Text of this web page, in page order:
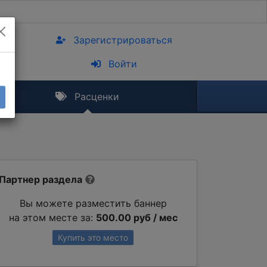
Зарегистрироваться
Войти
Расценки
Партнер раздела
Вы можете разместить баннер
на этом месте за: 500.00 руб / мес
Купить это место